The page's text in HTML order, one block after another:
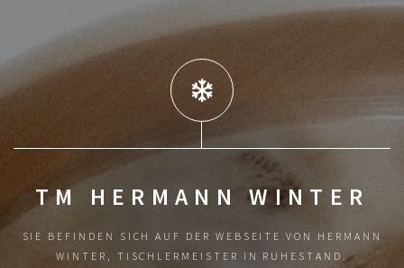
TM HERMANN WINTER
SIE BEFINDEN SICH AUF DER WEBSEITE VON HERMANN
WINTER, TISCHLERMEISTER IN RUHESTAND.